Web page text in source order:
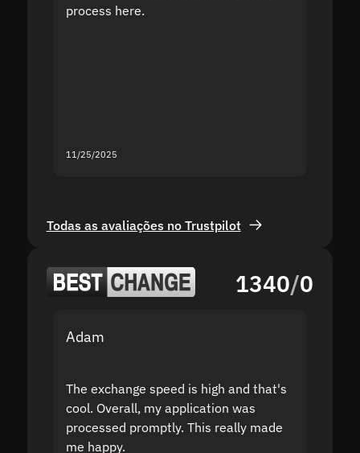
process here.
11/25/2025
Todas as avaliações no Trustpilot
1340/0
Adam
The exchange speed is high and that's
cool. Overall, my application was
processed promptly. This really made
me happy.